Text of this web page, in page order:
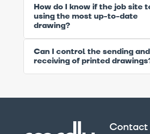
How do I know if the job site
using the most up-to-date
drawing?
Can I control the sending and
receiving of printed
Contact